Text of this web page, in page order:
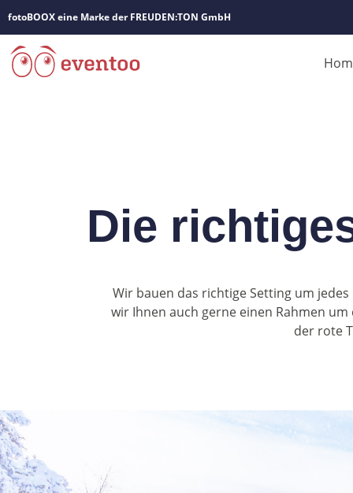
fotoBOOX eine Marke der FREUDEN:TON GmbH
Die
Wir bauen das richtige Setting um
wir Ihnen auch gerne einen Rahmen
der rote